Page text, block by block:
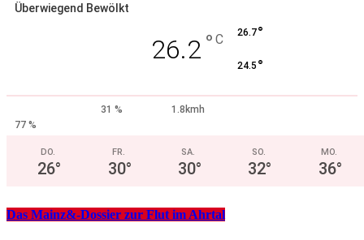
Überwiegend Bewölkt
26.2 ° C 26.7°
24.5 °
31 %
1.8kmh
77 %
DO.
26°
FR.
30°
SA.
30°
SO.
32°
MO.
36°
Das Mainz&-Dossier zur Flut im Ahrtal